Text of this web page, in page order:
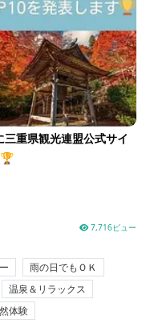
三重県観光連盟公式サイ
7,716ビュー
雨の日でもＯＫ
温泉＆リラックス
体験